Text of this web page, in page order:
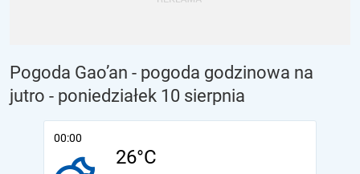
Pogoda Gao’an - pogoda godzinowa na
jutro - poniedziałek 10 sierpnia
00:00
26°C